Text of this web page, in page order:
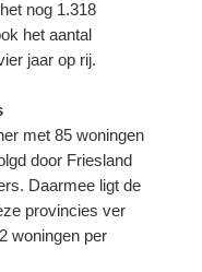
nog 1.318
het aantal
jaar op rij.
met 85 woningen
door Friesland
Daarmee ligt de
provincies ver
woningen per